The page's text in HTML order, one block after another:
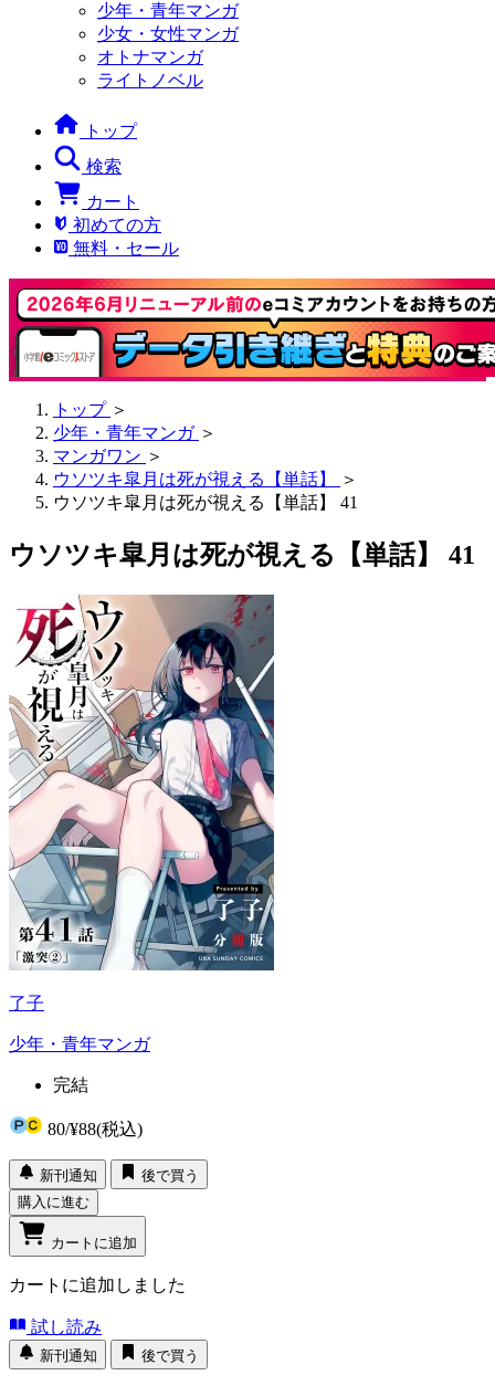
少年・青年マンガ
少女・女性マンガ
オトナマンガ
ライトノベル
トップ
検索
カート
初めての方
無料・セール
トップ ＞
少年・青年マンガ ＞
マンガワン ＞
ウソツキ皐月は死が視える【単話】
＞
ウソツキ皐月は死が視える【単話】 41
ウソツキ皐月は死が視える【単話】 41
了子
少年・青年マンガ
完結
80/¥88(税込)
新刊通知
後で買う
購入に進む
カートに追加
カートに追加しました
試し読み
新刊通知 後で買う